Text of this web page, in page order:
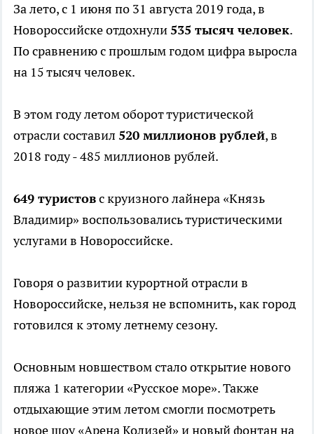
За лето, с 1 июня по 31 августа 2019 года, в
Новороссийске отдохнули 535 тысяч человек.
По сравнению с прошлым годом цифра выросла
на 15 тысяч человек.
В этом году летом оборот туристической
отрасли составил 520 миллионов рублей, в
2018 году - 485 миллионов рублей.
649 туристовс круизного лайнера «Князь
Владимир» воспользовались туристическими
услугами в Новороссийске.
Говоря о развитии курортной отрасли в
Новороссийске, нельзя не вспомнить, как город
готовился к этому летнему сезону.
Основным новшеством стало открытие нового
пляжа 1 категории «Русское море». Также
отдыхающие этим летом смогли посмотреть
новое шоу «Арена Колизей» и новый фонтан на